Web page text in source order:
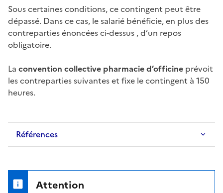
Sous certaines conditions, ce contingent peut être
dépassé. Dans ce cas, le salarié bénéficie, en plus des
contrepartiesénoncées ci-dessus , d’un repos
obligatoire.
La convention collective pharmacie d’officine prévoit
lescontrepartiessuivantes et fixe le contingent à 150
heures.
Références
Attention